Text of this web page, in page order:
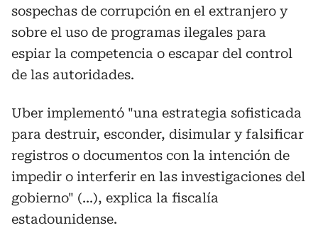
sospechas de corrupción en el extranjero y
sobre el uso de programas ilegales para
espiar la competencia o escapar del control
de las autoridades.
Uber implementó "una estrategia sofisticada
para destruir, esconder, disimular y falsificar
registros o documentos con la intención de
impedir o interferir en las investigaciones del
gobierno" (...), explica la fiscalía
estadounidense.